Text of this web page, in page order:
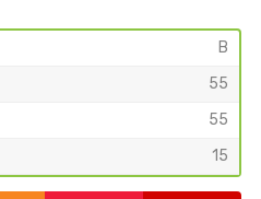
B
55
55
15